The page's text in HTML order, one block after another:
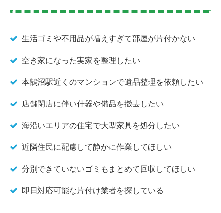
生活ゴミや不用品が増えすぎて部屋が片付かない
空き家になった実家を整理したい
本鵠沼駅近くのマンションで遺品整理を依頼したい
店舗閉店に伴い什器や備品を撤去したい
海沿いエリアの住宅で大型家具を処分したい
近隣住民に配慮して静かに作業してほしい
分別できていないゴミもまとめて回収してほしい
即日対応可能な片付け業者を探している